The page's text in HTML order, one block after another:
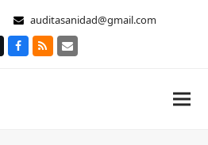
auditasanidad@gmail.com
Facebook
RSS Correo